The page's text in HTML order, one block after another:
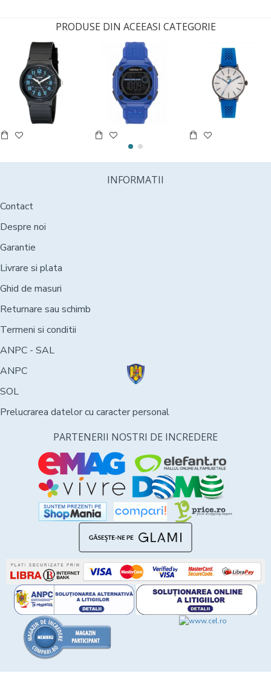
PRODUSE DIN ACEEASI CATEGORIE
INFORMATII
Contact
Despre noi
Garantie
Livrare si plata
Ghid de masuri
Returnare sau schimb
Termeni si conditii
ANPC - SAL
ANPC
SOL
Prelucrarea datelor cu caracter personal
PARTENERII NOSTRI DE INCREDERE